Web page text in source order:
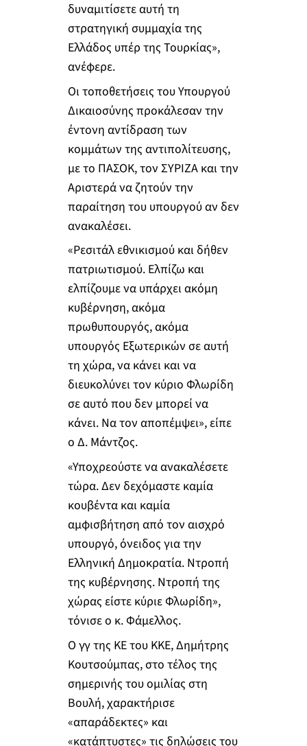
δυναμιτίσετε αυτή τη
στρατηγική συμμαχία της
Ελλάδος υπέρ της Τουρκίας»,
ανέφερε.
Οι τοποθετήσεις του Υπουργού
Δικαιοσύνης προκάλεσαν την
έντονη αντίδραση των
κομμάτων της αντιπολίτευσης,
με το ΠΑΣΟΚ, τον ΣΥΡΙΖΑ και την
Αριστερά να ζητούν την
παραίτηση του υπουργού αν δεν
ανακαλέσει.
«Ρεσιτάλ εθνικισμού και δήθεν
πατριωτισμού. Ελπίζω και
ελπίζουμε να υπάρχει ακόμη
κυβέρνηση, ακόμα
πρωθυπουργός, ακόμα
υπουργός Εξωτερικών σε αυτή
τη χώρα, να κάνει και να
διευκολύνει τον κύριο Φλωρίδη
σε αυτό που δεν μπορεί να
κάνει. Να τον αποπέμψει», είπε
ο Δ. Μάντζος.
«Υποχρεούστε να ανακαλέσετε
τώρα. Δεν δεχόμαστε καμία
κουβέντα και καμία
αμφισβήτηση από τον αισχρό
υπουργό, όνειδος για την
Ελληνική Δημοκρατία. Ντροπή
της κυβέρνησης. Ντροπή της
χώρας είστε κύριε Φλωρίδη»,
τόνισε ο κ. Φάμελλος.
Ο γγ της ΚΕ του ΚΚΕ, Δημήτρης
Κουτσούμπας, στο τέλος της
σημερινής του ομιλίας στη
Βουλή, χαρακτήρισε
«απαράδεκτες» και
«κατάπτυστες» τις δηλώσεις του